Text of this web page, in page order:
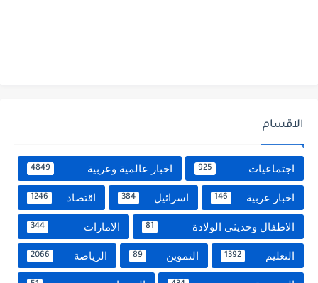
الاقسام
اجتماعيات 925 اخبار عالمية وعربية 4849
اخبار عربية 146 اسرائيل 384 اقتصاد 1246
الاطفال وحديثى الولادة 81 الامارات 344
التعليم 1392 التموين 89 الرياضة 2066